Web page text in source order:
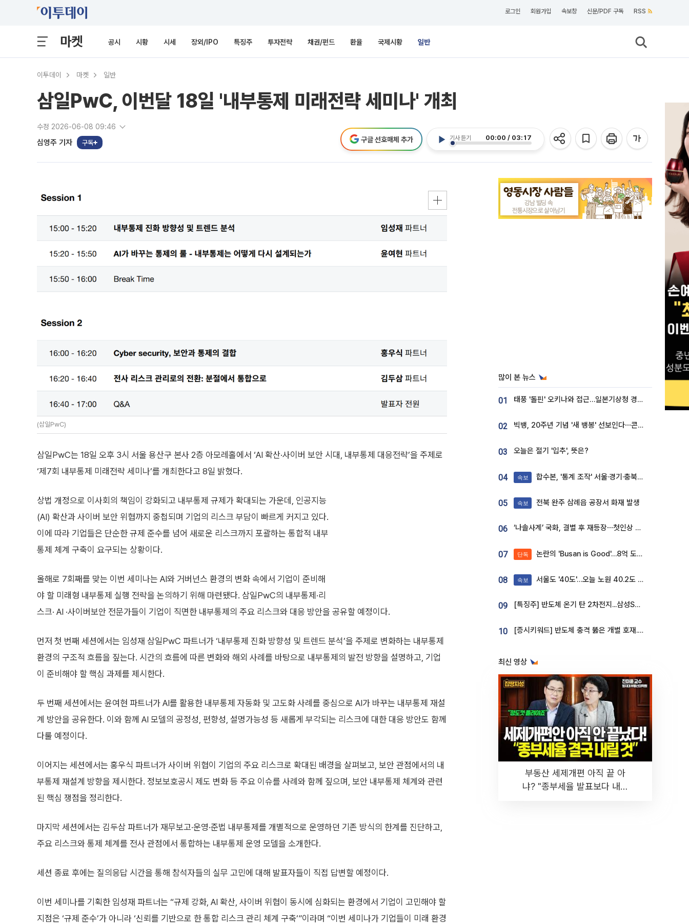
로그인 회원가입 속보창 신문/PDF 구독 RSS
마켓 공시 시황 시세 장외/IPO 특징주 투자전략 채권/펀드 환율 국제시황 일반
이투데이 마켓 일반
삼일PwC, 이번달 18일 '내부통제 미래전략 세미나' 개최
수정 2026-06-08 09:46
심영주 기자 구독
기사 듣기 00:00 / 03:17
구글 선호매체 추가
(삼일PwC)
삼일PwC는 18일 오후 3시 서울 용산구 본사 2층 아모레홀에서 ‘AI 확산·사이버 보안 시대, 내부통제 대응전략’을 주제로
‘제7회 내부통제 미래전략 세미나’를 개최한다고 8일 밝혔다.
상법 개정으로 이사회의 책임이 강화되고 내부통제 규제가 확대되는 가운데, 인공지능
(AI) 확산과 사이버 보안 위협까지 중첩되며 기업의 리스크 부담이 빠르게 커지고 있다.
이에 따라 기업들은 단순한 규제 준수를 넘어 새로운 리스크까지 포괄하는 통합적 내부
통제 체계 구축이 요구되는 상황이다.
올해로 7회째를 맞는 이번 세미나는 AI와 거버넌스 환경의 변화 속에서 기업이 준비해
야 할 미래형 내부통제 실행 전략을 논의하기 위해 마련됐다. 삼일PwC의 내부통제·리
스크· AI ·사이버보안 전문가들이 기업이 직면한 내부통제의 주요 리스크와 대응 방안을 공유할 예정이다.
먼저 첫 번째 세션에서는 임성재 삼일PwC 파트너가 ‘내부통제 진화 방향성 및 트렌드 분석’을 주제로 변화하는 내부통제
환경의 구조적 흐름을 짚는다. 시간의 흐름에 따른 변화와 해외 사례를 바탕으로 내부통제의 발전 방향을 설명하고, 기업
이 준비해야 할 핵심 과제를 제시한다.
두 번째 세션에서는 윤여현 파트너가 AI를 활용한 내부통제 자동화 및 고도화 사례를 중심으로 AI가 바꾸는 내부통제 재설
계 방안을 공유한다. 이와 함께 AI 모델의 공정성, 편향성, 설명가능성 등 새롭게 부각되는 리스크에 대한 대응 방안도 함께
다룰 예정이다.
이어지는 세션에서는 홍우식 파트너가 사이버 위협이 기업의 주요 리스크로 확대된 배경을 살펴보고, 보안 관점에서의 내
부통제 재설계 방향을 제시한다. 정보보호공시 제도 변화 등 주요 이슈를 사례와 함께 짚으며, 보안 내부통제 체계와 관련
된 핵심 쟁점을 정리한다.
마지막 세션에서는 김두삼 파트너가 재무보고·운영·준법 내부통제를 개별적으로 운영하던 기존 방식의 한계를 진단하고,
주요 리스크와 통제 체계를 전사 관점에서 통합하는 내부통제 운영 모델을 소개한다.
세션 종료 후에는 질의응답 시간을 통해 참석자들의 실무 고민에 대해 발표자들이 직접 답변할 예정이다.
이번 세미나를 기획한 임성재 파트너는 “규제 강화, AI 확산, 사이버 위협이 동시에 심화되는 환경에서 기업이 고민해야 할
지점은 ‘규제 준수’가 아니라 ‘신뢰를 기반으로 한 통합 리스크 관리 체계 구축’”이라며 “이번 세미나가 기업들이 미래 환경
많이 본 뉴스
01 태풍 '돌핀' 오키나와 접근…일본기상청 경로 업데이트
02 빅뱅, 20주년 기념 '새 뱅봉' 선보인다⋯콘서트 앞두고 팝업 개최
03 오늘은 절기 '입추', 뜻은?
04 속보 합수본, '통계 조작' 서울·경기·충북 선관위 등 추가 압수수색
05 속보 전북 완주 삼례읍 공장서 화재 발생
06 ‘나솔사계’ 국화, 결별 후 재등장⋯첫인상 투표 휩쓸고 ‘인기녀’ 등극
07 단독 논란의 'Busan is Good'…8억 도시브랜드, 용산 대통령실 CI 업체가 수행
08 속보 서울도 '40도'…오늘 노원 40.2도 기록
09 [특징주] 반도체 온기 탄 2차전지...삼성SDI, 장 초반 7% 넘게 껑충
10 [증시키워드] 반도체 충격 뚫은 개별 호재...포스코퓨처엠·에코프로·한화솔루션 '눈길'
최신 영상
부동산 세제개편 아직 끝 아
냐? "종부세율 발표보다 내릴